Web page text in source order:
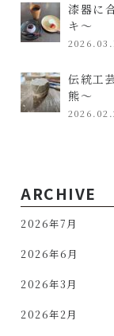
漆器に
キ～
伝統工
熊～
ARCHIVE
2026年7月
2026年6月
2026年3月
2026年2月